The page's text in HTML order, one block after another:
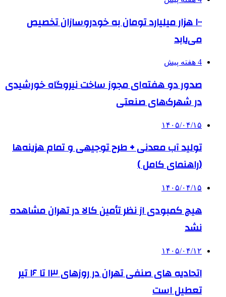
۱۰۰ هزار میلیارد تومان به خودروسازان تخصیص
می‌یابد
4 هفته پیش
صدور دو هفته‌ای مجوز ساخت نیروگاه خورشیدی
در شهرک‌های صنعتی
۱۴۰۵/۰۴/۱۵
تولید آب معدنی + طرح توجیهی و تمام هزینه‌ها
(راهنمای کامل )
۱۴۰۵/۰۴/۱۵
هیچ کمبودی از نظر تأمین کالا در تهران مشاهده
نشد
۱۴۰۵/۰۴/۱۲
اتحادیه های صنفی تهران در روزهای ۱۳ تا ۱۶ تیر
تعطیل است